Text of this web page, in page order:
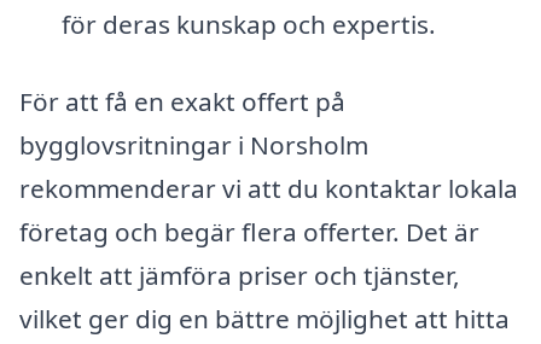
för deras kunskap och expertis.
För att få en exakt offert på
bygglovsritningar i Norsholm
rekommenderar vi att du kontaktar lokala
företag och begär flera offerter. Det är
enkelt att jämföra priser och tjänster,
vilket ger dig en bättre möjlighet att hitta